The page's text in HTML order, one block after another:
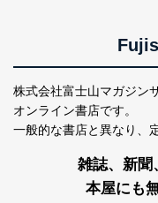
個人情報の取扱
当社は以下の個人
護管理者の責任の
東京都渋谷区南平台
株式会社富士山マ
株式会社富士山マガジン
オンライン書店です。
一般的な書店と異なり、
雑誌、新聞
本屋にも